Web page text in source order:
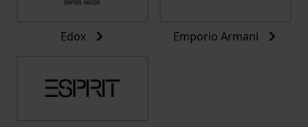
Edox Emporio Armani